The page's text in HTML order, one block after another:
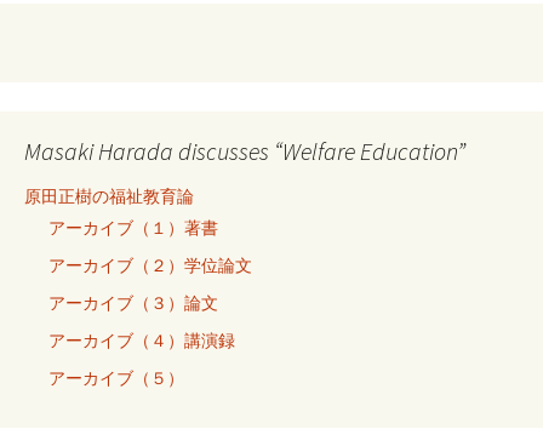
Masaki Harada discusses “Welfare Education”
原田正樹の福祉教育論
アーカイブ（１）著書
アーカイブ（２）学位論文
アーカイブ（３）論文
アーカイブ（４）講演録
アーカイブ（５）